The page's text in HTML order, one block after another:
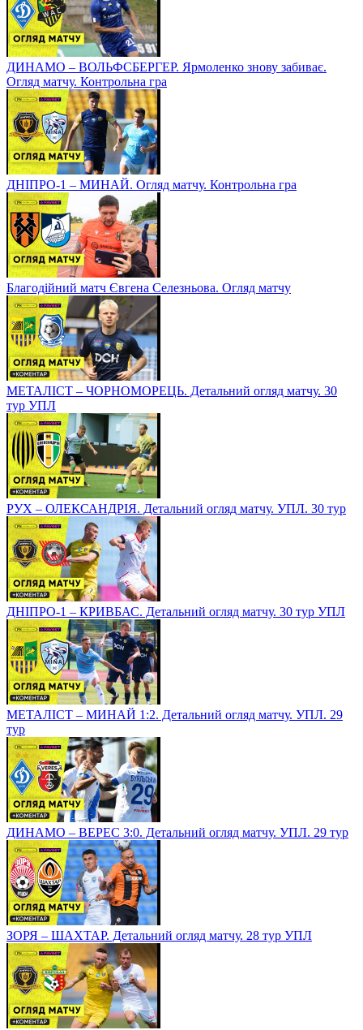
ДИНАМО – ВОЛЬФСБЕРГЕР. Ярмоленко знову забиває.
Огляд матчу. Контрольна гра
ДНІПРО-1 – МИНАЙ. Огляд матчу. Контрольна гра
Благодійний матч Євгена Селезньова. Огляд матчу
МЕТАЛІСТ – ЧОРНОМОРЕЦЬ. Детальний огляд матчу. 30
тур УПЛ
РУХ – ОЛЕКСАНДРІЯ. Детальний огляд матчу. УПЛ. 30 тур
ДНІПРО-1 – КРИВБАС. Детальний огляд матчу. 30 тур УПЛ
МЕТАЛІСТ – МИНАЙ 1:2. Детальний огляд матчу. УПЛ. 29
тур
ДИНАМО – ВЕРЕС 3:0. Детальний огляд матчу. УПЛ. 29 тур
ЗОРЯ – ШАХТАР. Детальний огляд матчу. 28 тур УПЛ